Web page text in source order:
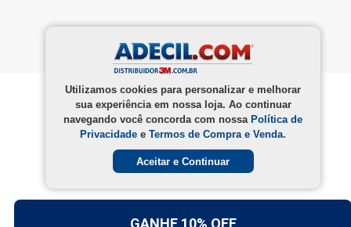
Utilizamos cookies para personalizar e melhorar
sua experiência em nossa loja. Ao continuar
navegando você concorda com nossa Política de
Privacidade e Termos de Compra e Venda.
Aceitar e Continuar